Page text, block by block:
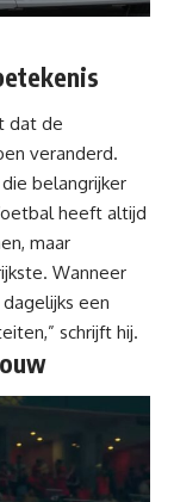
dat de
veranderd.
belangrijker
heeft altijd
maar
Wanneer
een
schrijft hij.